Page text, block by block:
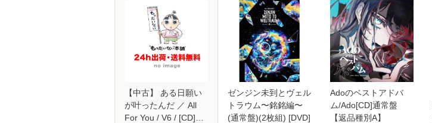
【中古】 ある日願い
が叶ったんだ ／ All
For You / V6 / [CD]
ゼンジン未到とヴェル
トラウム〜銘銘編〜
(通常盤)(2枚組) [DVD]
Adoのベストアドバ
ム/Ado[CD]通常盤
【返品種別A】